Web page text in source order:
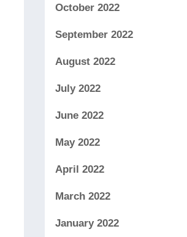
October 2022
September 2022
August 2022
July 2022
June 2022
May 2022
April 2022
March 2022
January 2022